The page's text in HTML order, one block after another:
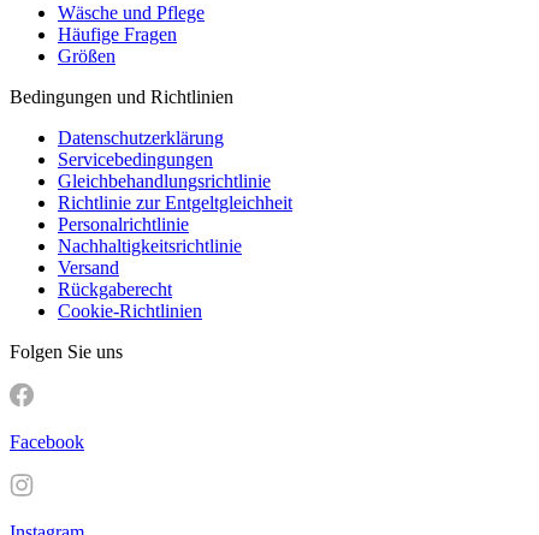
Wäsche und Pflege
Häufige Fragen
Größen
Bedingungen und Richtlinien
Datenschutzerklärung
Servicebedingungen
Gleichbehandlungsrichtlinie
Richtlinie zur Entgeltgleichheit
Personalrichtlinie
Nachhaltigkeitsrichtlinie
Versand
Rückgaberecht
Cookie-Richtlinien
Folgen Sie uns
Facebook